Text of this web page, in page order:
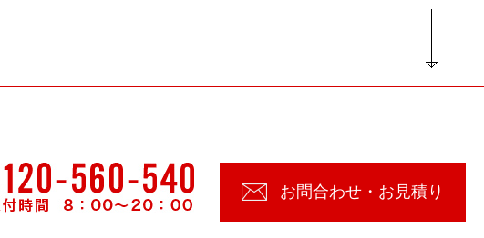
お問合わせ・お見積り